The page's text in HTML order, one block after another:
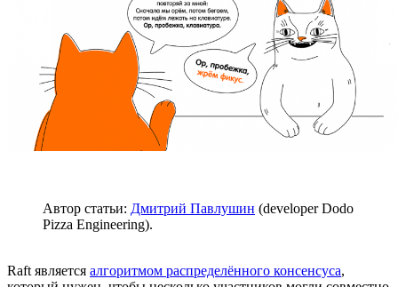
Автор статьи: Дмитрий Павлушин (developer Dodo
Pizza Engineering).
Raft является алгоритмом распределённого консенсуса,